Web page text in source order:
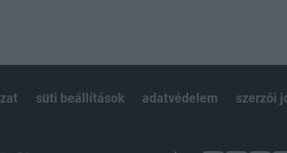
süti beállítások adatvédelem szerzői